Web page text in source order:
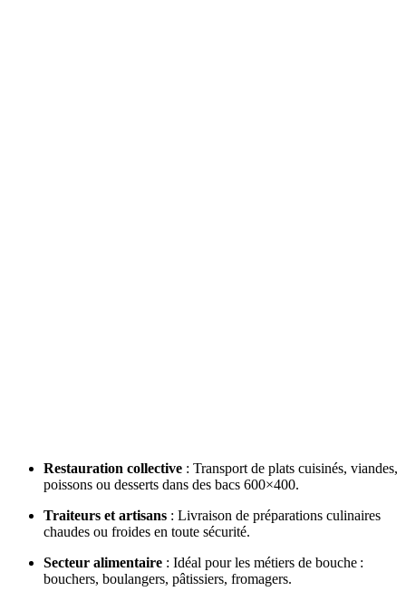
Restauration collective : Transport de plats cuisinés, viandes,
poissons ou desserts dans des bacs 600×400.
Traiteurs et artisans : Livraison de préparations culinaires
chaudes ou froides en toute sécurité.
Secteur alimentaire : Idéal pour les métiers de bouche :
bouchers, boulangers, pâtissiers, fromagers.